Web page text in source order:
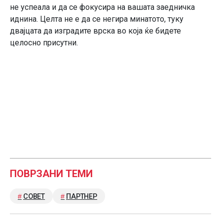
не успеала и да се фокусира на вашата заедничка
иднина. Целта не е да се негира минатото, туку
двајцата да изградите врска во која ќе бидете
целосно присутни.
ПОВРЗАНИ ТЕМИ
СОВЕТ ПАРТНЕР